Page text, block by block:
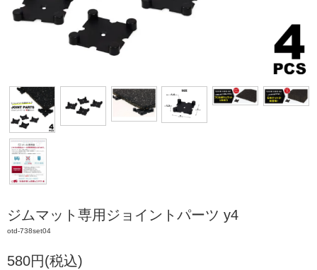
ジムマット専用ジョイントパーツ y4
otd-738set04
580円(税込)